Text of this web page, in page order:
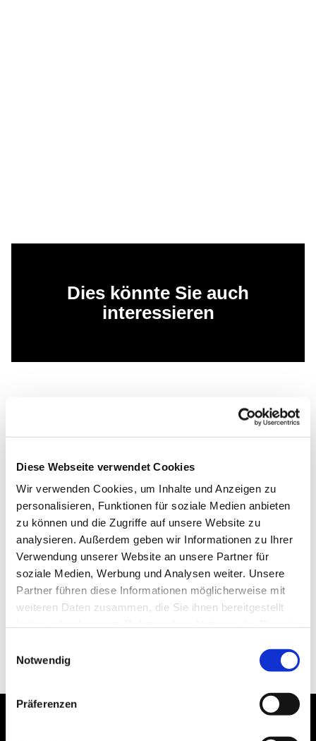
Diese Webseite verwendet Cookies
Wir verwenden Cookies, um Inhalte und Anzeigen zu
personalisieren, Funktionen für soziale Medien anbieten
zu können und die Zugriffe auf unsere Website zu
analysieren. Außerdem geben wir Informationen zu Ihrer
Verwendung unserer Website an unsere Partner für
soziale Medien, Werbung und Analysen weiter. Unsere
Partner führen diese Informationen möglicherweise mit
weiteren Daten zusammen, die Sie ihnen bereitgestellt
Notwendig
Präferenzen
Dies könnte Sie auch
interessieren